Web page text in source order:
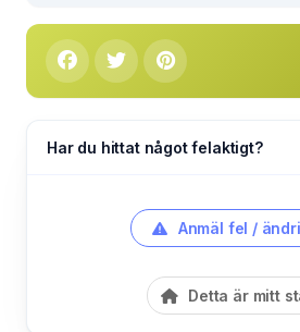
Har du hittat något felaktigt?
Anmäl fel /
Detta är mitt